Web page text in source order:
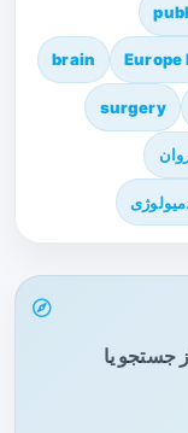
Europe
brain
surgery
جستجو یا